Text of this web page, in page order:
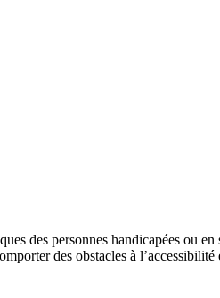
des personnes handicapées ou
des obstacles à